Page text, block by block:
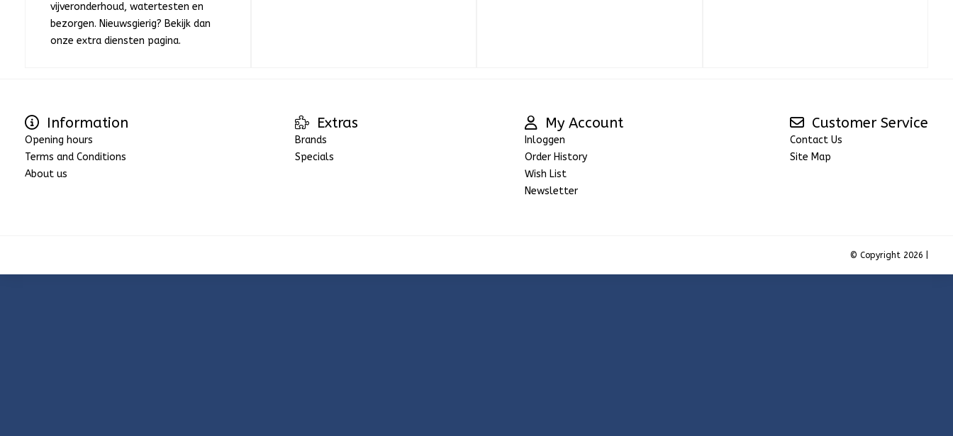
vijveronderhoud, watertesten en
bezorgen. Nieuwsgierig? Bekijk dan
onze extra diensten pagina.
Information
Opening hours
Terms and Conditions
About us
Extras
Brands
Specials
My Account
Inloggen
Order History
Wish List
Newsletter
Customer Service
Contact Us
Site Map
© Copyright 2026 |